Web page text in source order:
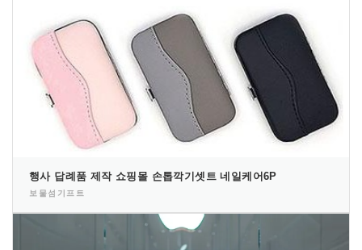
행사 답례품 제작 쇼핑몰 손톱깍기셋트 네일케어6P
보물섬기프트